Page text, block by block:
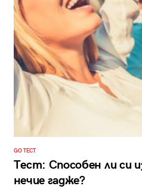
GO ТЕСТ
Тест: Способен ли си
нечие гадже?